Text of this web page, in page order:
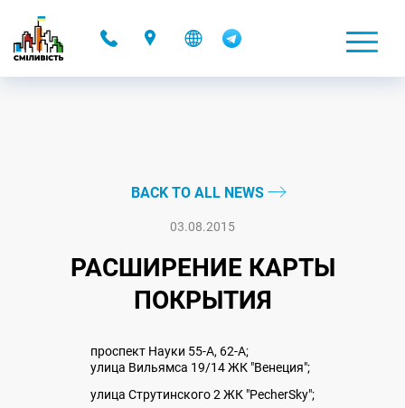
BACK TO ALL NEWS
03.08.2015
РАСШИРЕНИЕ КАРТЫ
ПОКРЫТИЯ
проспект Науки 55-А, 62-А;
улица Вильямса 19/14 ЖК "Венеция";
улица Струтинского 2 ЖК "PecherSky";